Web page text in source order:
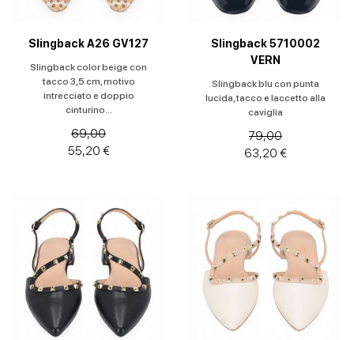
Slingback A26 GV127
Slingback color beige con
tacco 3,5 cm, motivo
intrecciato e doppio
cinturino...
69,00
55,20 €
Slingback 5710002
VERN
Slingback blu con punta
lucida, tacco e laccetto alla
caviglia
79,00
63,20 €